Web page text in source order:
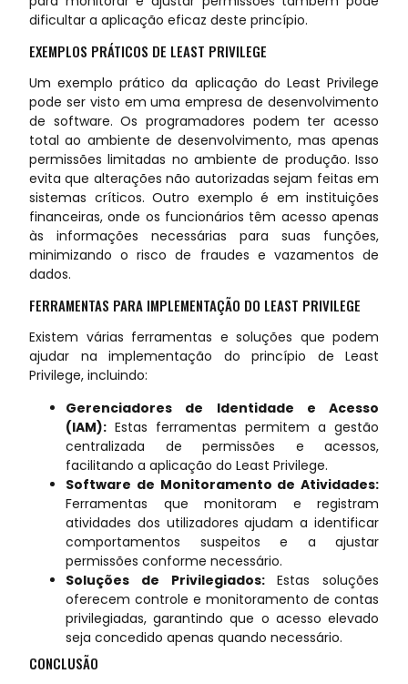
dificultar a aplicação eficaz deste princípio.
EXEMPLOS PRÁTICOS DE LEAST PRIVILEGE
Um exemplo prático da aplicação do Least Privilege
pode ser visto em uma empresa de desenvolvimento
de software. Os programadores podem ter acesso
total ao ambiente de desenvolvimento, mas apenas
permissões limitadas no ambiente de produção. Isso
evita que alterações não autorizadas sejam feitas em
sistemas críticos. Outro exemplo é em instituições
financeiras, onde os funcionários têm acesso apenas
às informações necessárias para suas funções,
minimizando o risco de fraudes e vazamentos de
dados.
FERRAMENTAS PARA IMPLEMENTAÇÃO DO LEAST PRIVILEGE
Existem várias ferramentas e soluções que podem
ajudar na implementação do princípio de Least
Privilege, incluindo:
Gerenciadores de Identidade e Acesso
(IAM): Estas ferramentas permitem a gestão
centralizada de permissões e acessos,
facilitando a aplicação do Least Privilege.
Software de Monitoramento de Atividades:
Ferramentas que monitoram e registram
atividades dos utilizadores ajudam a identificar
comportamentos suspeitos e a ajustar
permissões conforme necessário.
Soluções de Privilegiados:Estas soluções
oferecem controle e monitoramento de contas
privilegiadas, garantindo que o acesso elevado
seja concedido apenas quando necessário.
CONCLUSÃO